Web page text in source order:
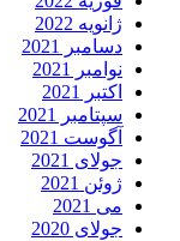
ژانویه 2022
دسامبر 2021
نوامبر 2021
اکتبر 2021
سپتامبر 2021
آگوست 2021
جولای 2021
ژوئن 2021
می 2021
جولای 2020